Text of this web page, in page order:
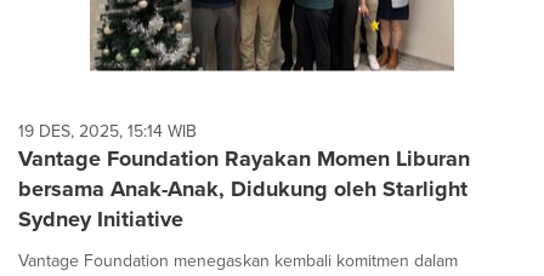
19 DES, 2025, 15:14 WIB
Vantage Foundation Rayakan Momen Liburan
bersama Anak-Anak, Didukung oleh Starlight
Sydney Initiative
Vantage Foundation menegaskan kembali komitmen dalam